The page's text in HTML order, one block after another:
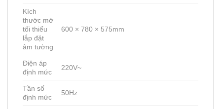
Kích
thước mở
tối thiểu
lắp đặt
âm tường
600 × 780 × 575mm
Điện áp
định mức
220V~
Tần số
định mức
50Hz